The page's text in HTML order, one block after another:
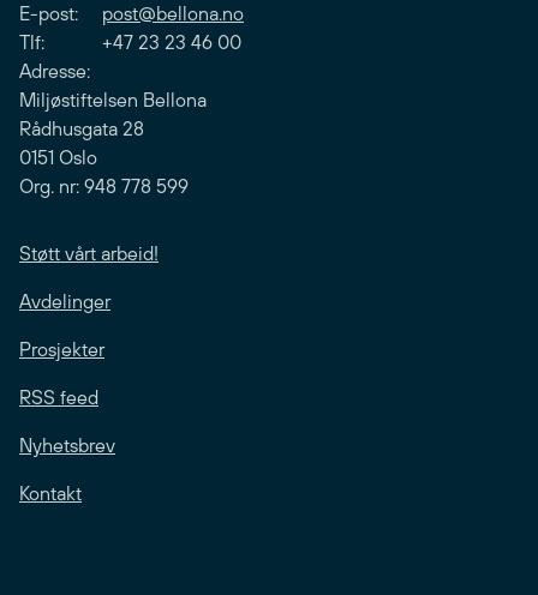
E-post: post@bellona.no
Tlf: +47 23 23 46 00
Adresse:
Miljøstiftelsen Bellona
Rådhusgata 28
0151 Oslo
Org. nr: 948 778 599
Støtt vårt arbeid!
Avdelinger
Prosjekter
RSS feed
Nyhetsbrev
Kontakt